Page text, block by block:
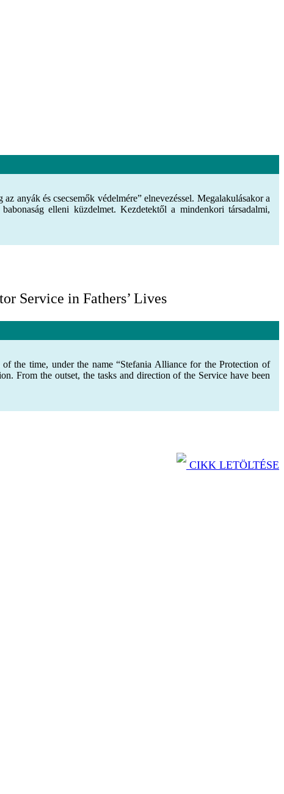
anyák és csecsemők védelmére” elnevezéssel. Megalakulásakor a
elleni küzdelmet. Kezdetektől a mindenkori társadalmi,
Service in Fathers’ Lives
the time, under the name “Stefania Alliance for the Protection of
From the outset, the tasks and direction of the Service have been
CIKK LETÖLTÉSE